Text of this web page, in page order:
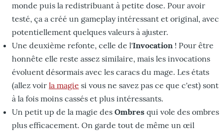
monde puis la redistribuant à petite dose. Pour avoir
testé, ça a créé un gameplay intéressant et original, avec
potentiellement quelques valeurs à ajuster.
Une deuxième refonte, celle de l'Invocation ! Pour être
honnête elle reste assez similaire, mais les invocations
évoluent désormais avec les caracs du mage. Les états
(allez voir la magie si vous ne savez pas ce que c'est) sont
à la fois moins cassés et plus intéressants.
Un petit up de la magie des Ombres qui vole des ombres
plus efficacement. On garde tout de même un œil